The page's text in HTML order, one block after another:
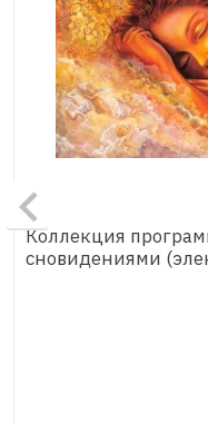
Коллекция
сновидениями